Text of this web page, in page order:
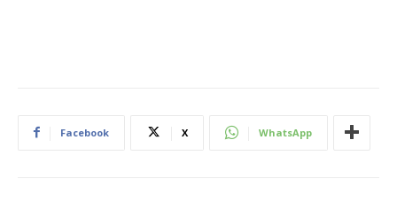
Facebook X WhatsApp